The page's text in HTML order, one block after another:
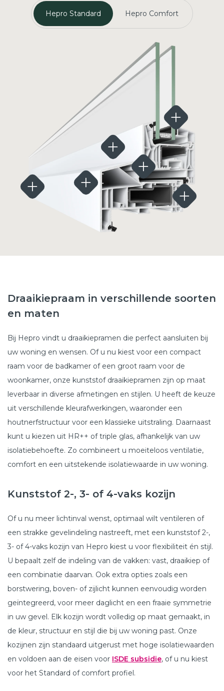
Hepro Standard Hepro Comfort
Draaikiepraam in verschillende soorten
en maten
Bij Hepro vindt u draaikiepramen die perfect aansluiten bij
uw woning en wensen. Of u nu kiest voor een compact
raam voor de badkamer of een groot raam voor de
woonkamer, onze kunststof draaikiepramen zijn op maat
leverbaar in diverse afmetingen en stijlen. U heeft de keuze
uit verschillende kleurafwerkingen, waaronder een
houtnerfstructuur voor een klassieke uitstraling. Daarnaast
kunt u kiezen uit HR++ of triple glas, afhankelijk van uw
isolatiebehoefte. Zo combineert u moeiteloos ventilatie,
comfort en een uitstekende isolatiewaarde in uw woning.
Kunststof 2-, 3- of 4-vaks kozijn
Of u nu meer lichtinval wenst, optimaal wilt ventileren of
een strakke gevelindeling nastreeft, met een kunststof 2-,
3- of 4-vaks kozijn van Hepro kiest u voor flexibiliteit én stijl.
U bepaalt zelf de indeling van de vakken: vast, draaikiep of
een combinatie daarvan. Ook extra opties zoals een
borstwering, boven- of zijlicht kunnen eenvoudig worden
geïntegreerd, voor meer daglicht en een fraaie symmetrie
in uw gevel. Elk kozijn wordt volledig op maat gemaakt, in
de kleur, structuur en stijl die bij uw woning past. Onze
kozijnen zijn standaard uitgerust met hoge isolatiewaarden
en voldoen aan de eisen voor ISDE subsidie, of u nu kiest
voor het Standard of comfort profiel.